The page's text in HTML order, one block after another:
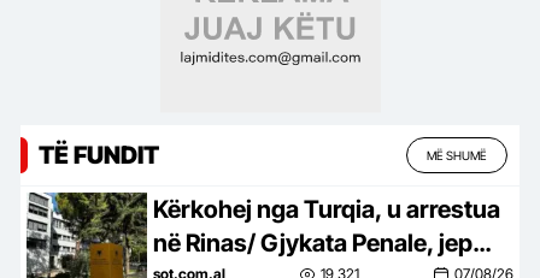
TË FUNDIT MË SHUMË
Kërkohej nga Turqia, u arrestua
në Rinas/ Gjykata Penale, jep
sot.com.al 19,321 07/08/26